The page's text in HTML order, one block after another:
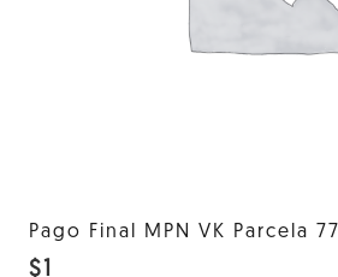
Pago Final MPN VK Parcela 77
$ 1